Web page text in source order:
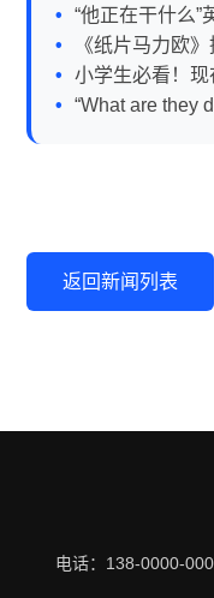
“他正在干什么”
景解析《纸片马力欧
文化与硬件配置全
小学生必看！现
全攻略
“What are they
返回新闻列表
电话：138-0000-